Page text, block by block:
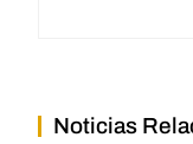
Noticias